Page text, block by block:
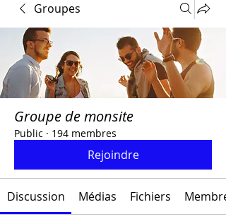
Groupes
Groupe de monsite
Public · 194 membres
Rejoindre
Discussion Médias Fichiers